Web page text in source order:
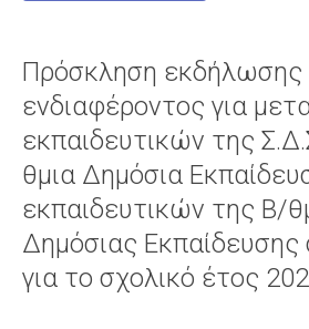
Πρόσκληση εκδήλωσης
ενδιαφέροντος για
εκπαιδευτικών της
θμια Δημόσια
εκπαιδευτικών της Β/
Δημόσιας Εκπαίδευσης
για το σχολικό έτος